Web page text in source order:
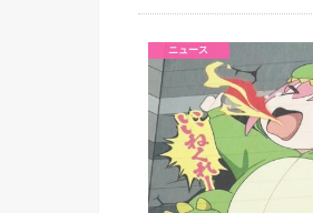
ニュース